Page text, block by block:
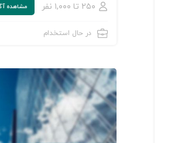
۲۵۰ تا ۱,۰۰۰ نفر
مشاهده‌
در حال استخدام